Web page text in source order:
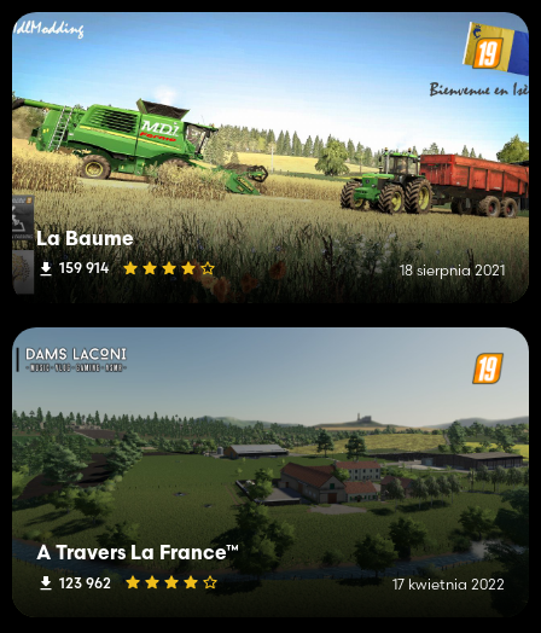
La Baume
159 914 18 sierpnia 2021
À Travers La France™
123 962 17 kwietnia 2022